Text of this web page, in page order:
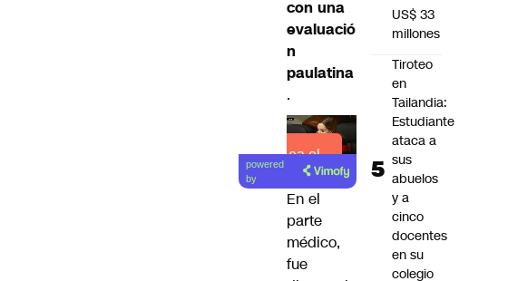
con una
evaluació
n
paulatina
.
Lea el
artículo
powered
by
En el
parte
médico,
fue
US$ 33
millones
Tiroteo
en
Tailandia:
Estudiante
ataca a
sus
abuelos
y a
cinco
docentes
en su
colegio